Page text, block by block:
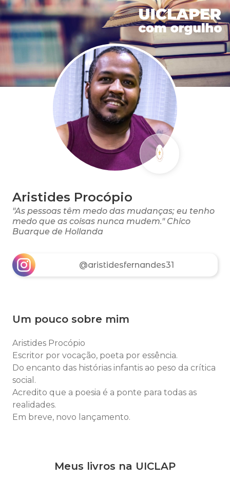
Aristides Procópio
"As pessoas têm medo das mudanças; eu tenho
medo que as coisas nunca mudem." Chico
Buarque de Hollanda
@aristidesfernandes31
Um pouco sobre mim
Aristides Procópio
Escritor por vocação, poeta por essência.
Do encanto das histórias infantis ao peso da crítica
social.
Acredito que a poesia é a ponte para todas as
realidades.
Em breve, novo lançamento.
Meus livros na UICLAP